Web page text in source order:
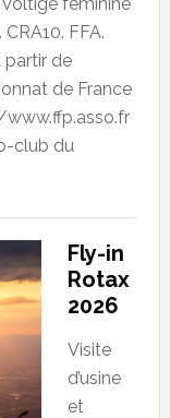
FFA.
partir de
de France
www.ffp.asso.fr
club du
Fly-in
Rotax
2026
Visite
d’usine
et